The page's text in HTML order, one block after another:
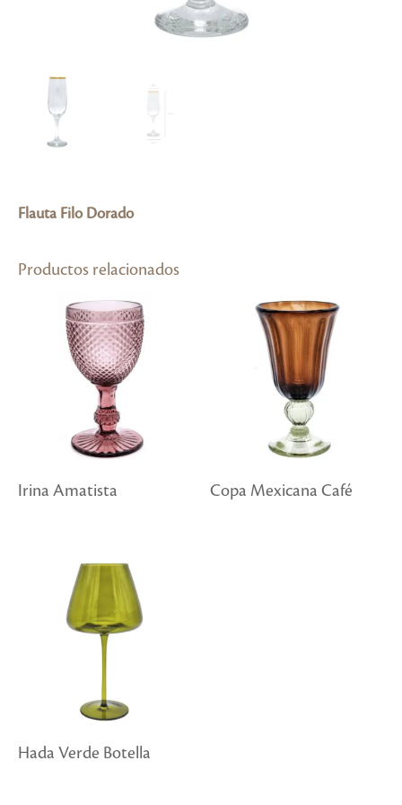
Flauta Filo Dorado
Productos relacionados
Irina Amatista Copa Mexicana Café
Hada Verde Botella